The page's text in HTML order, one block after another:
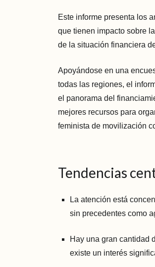
Este informe presenta los
que tienen impacto sobre
de la situación financiera
Apoyándose en una
todas las regiones, el
el panorama del
mejores recursos para
feminista de movilización
Tendencias
La atención está
sin precedentes como
Hay una gran cantidad
existe un interés